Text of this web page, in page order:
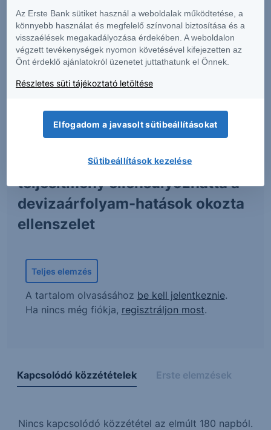
Havi portfóliójelentés
Féléves jelentés
Éves jelentés
MOL: Az erős működési
teljesítmény ellensúlyozhatta a
devizaárfolyam-hatások okozta
ellenszelet
Teljes elemzés
A tartalom olvasásához be kell jelentkeznie.
Ha nincs még fiókja, regisztráljon most.
Kapcsolódó közzétételek Erste elemzések
Nincs kapcsolódó közzététel az elmúlt 180 napból.
Az Erste Bank sütiket használ a weboldalak működtetése, a
könnyebb használat és megfelelő színvonal biztosítása és a
visszaélések megakadályozása érdekében. A weboldalon
végzett tevékenységek nyomon követésével kifejezetten az
Önt érdeklő ajánlatokról üzenetet juttathatunk el Önnek.
Részletes süti tájékoztató letöltése
Elfogadom a javasolt sütibeállításokat
Sütibeállítások kezelése